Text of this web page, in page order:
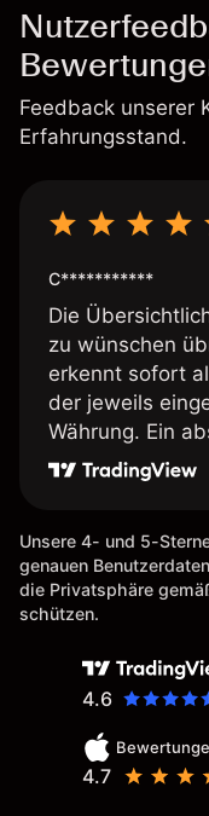
Feedback unserer
Erfahrungsstand.
C***********
Die
zu wünschen
erkennt sofort
der jeweils
Währung. Ein
Pluspunkt an
Unsere 4- und 5-
genauen
die Privatsphäre
schützen.
4.6
4.7